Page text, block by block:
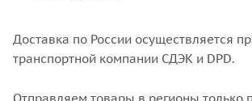
Доставка по России осуществляется
транспортной компании СДЭК и DPD.